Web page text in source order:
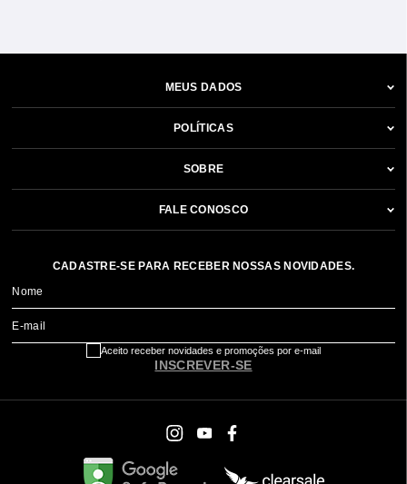
MEUS DADOS
POLÍTICAS
SOBRE
FALE CONOSCO
CADASTRE-SE PARA RECEBER NOSSAS NOVIDADES.
Nome
E-mail
INSCREVER-SE
Aceito receber novidades e promoções por e-mail